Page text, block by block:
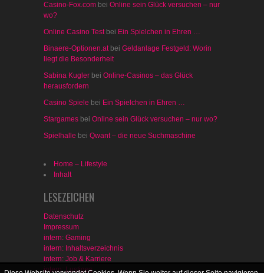
Casino-Fox.com bei Online sein Glück versuchen – nur
wo?
Online Casino Testbei Ein Spielchen in Ehren …
Binaere-Optionen.atbei Geldanlage Festgeld: Worin
liegt die Besonderheit
Sabina Kugler bei Online-Casinos – das Glück
herausfordern
Casino Spiele bei Ein Spielchen in Ehren …
Stargames bei Online sein Glück versuchen – nur wo?
Spielhalle bei Qwant – die neue Suchmaschine
Home – Lifestyle
Inhalt
LESEZEICHEN
Datenschutz
Impressum
intern: Gaming
intern: Inhaltsverzeichnis
intern: Job & Karriere
intern: Lustiges